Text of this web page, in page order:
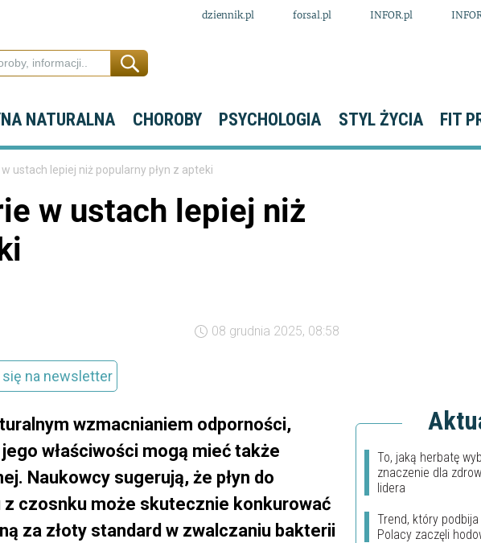
dziennik.pl forsal.pl INFOR.pl
NATURALNA CHOROBY PSYCHOLOGIA STYL ŻYCIA FIT
ustach lepiej niż popularny płyn z apteki
w ustach lepiej niż
08 grudnia 2025, 08:58
na newsletter
wzmacnianiem odporności,
właściwości mogą mieć także
Naukowcy sugerują, że płyn do
czosnku może skutecznie konkurować
za złoty standard w zwalczaniu bakterii
To, jaką herbatę
znaczenie dla
lidera
Trend, który
Polacy zaczęli